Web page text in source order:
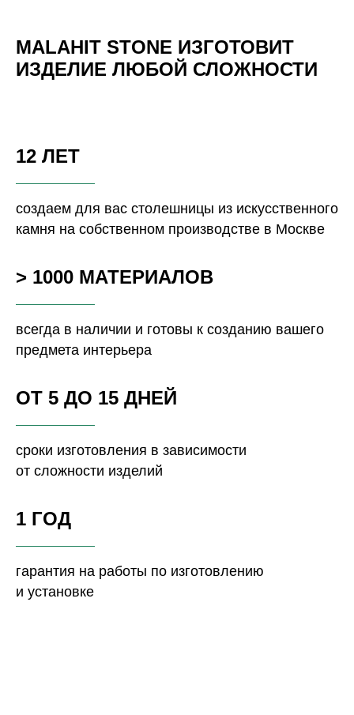
MALAHIT STONE ИЗГОТОВИТ
ИЗДЕЛИЕ ЛЮБОЙ СЛОЖНОСТИ
12 ЛЕТ
создаем для вас столешницы из искусственного
камня на собственном производстве в Москве
> 1000 МАТЕРИАЛОВ
всегда в наличии и готовы к созданию вашего
предмета интерьера
ОТ 5 ДО 15 ДНЕЙ
сроки изготовления в зависимости
от сложности изделий
1 ГОД
гарантия на работы по изготовлению
и установке